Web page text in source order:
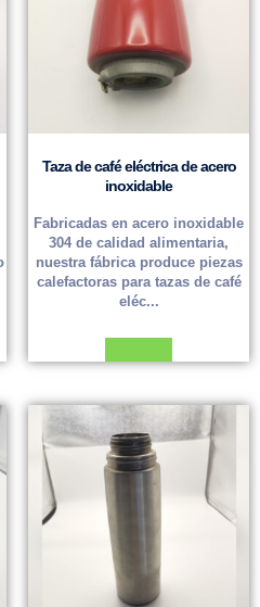
Taza de café eléctrica de acero
inoxidable
Fabricadas en acero inoxidable
304 de calidad alimentaria,
nuestra fábrica produce piezas
calefactoras para tazas de café
eléc...